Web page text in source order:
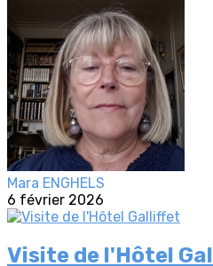
Mara ENGHELS
6 février 2026
Visite de l'Hôtel